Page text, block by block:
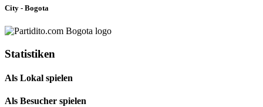
City - Bogota
Statistiken
Als Lokal spielen
Als Besucher spielen